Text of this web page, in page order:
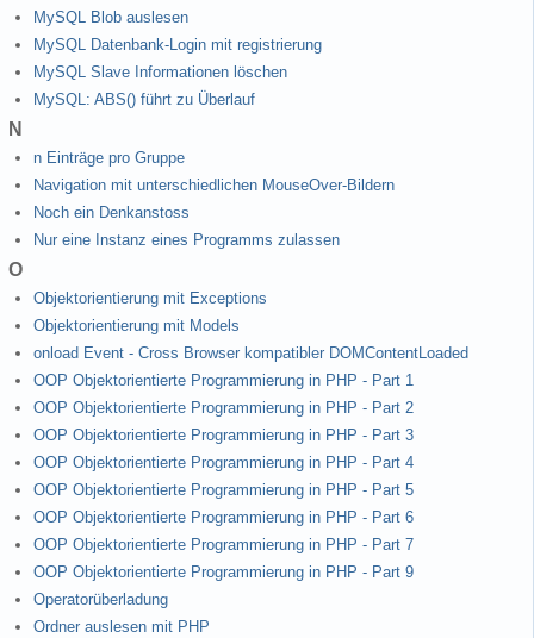
MySQL Blob auslesen
MySQL Datenbank-Login mit registrierung
MySQL Slave Informationen löschen
MySQL: ABS() führt zu Überlauf
N
n Einträge pro Gruppe
Navigation mit unterschiedlichen MouseOver-Bildern
Noch ein Denkanstoss
Nur eine Instanz eines Programms zulassen
O
Objektorientierung mit Exceptions
Objektorientierung mit Models
onload Event - Cross Browser kompatibler DOMContentLoaded
OOP Objektorientierte Programmierung in PHP - Part 1
OOP Objektorientierte Programmierung in PHP - Part 2
OOP Objektorientierte Programmierung in PHP - Part 3
OOP Objektorientierte Programmierung in PHP - Part 4
OOP Objektorientierte Programmierung in PHP - Part 5
OOP Objektorientierte Programmierung in PHP - Part 6
OOP Objektorientierte Programmierung in PHP - Part 7
OOP Objektorientierte Programmierung in PHP - Part 9
Operatorüberladung
Ordner auslesen mit PHP